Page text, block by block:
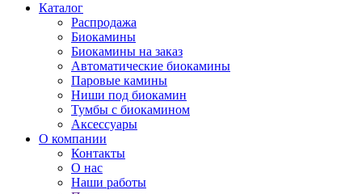
Каталог
Распродажа
Биокамины
Биокамины на заказ
Автоматические биокамины
Паровые камины
Ниши под биокамин
Тумбы с биокамином
Аксессуары
О компании
Контакты
О нас
Наши работы